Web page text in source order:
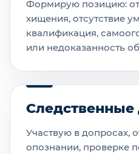
Формирую позицию:
хищения, отсутствие
квалификация,
или недоказанность
Следственные
Участвую в допросах,
опознании, проверке